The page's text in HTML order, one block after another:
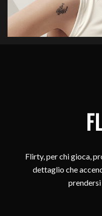
Flirty, per chi gioca,
dettaglio che